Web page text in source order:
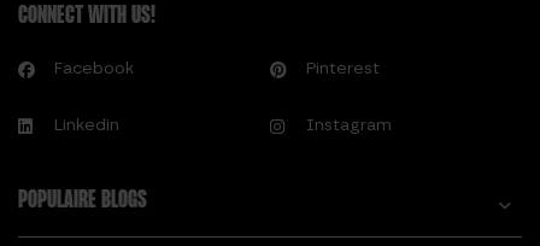
CONNECT WITH US!
Facebook Pinterest
Linkedin Instagram
POPULAIRE BLOGS